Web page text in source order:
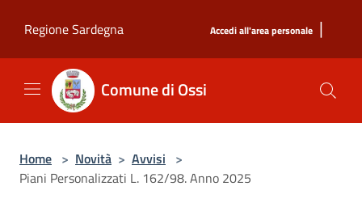
Regione Sardegna
Accedi all'area personale |
Comune di Ossi
Home > Novità > Avvisi >
Piani Personalizzati L. 162/98. Anno 2025